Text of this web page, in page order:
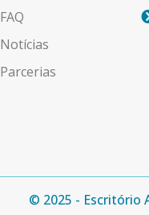
FAQ
Notícias
Parcerias
© 2025 - Escritório